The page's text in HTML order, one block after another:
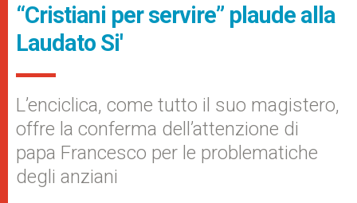
“Cristiani per servire” plaude alla
Laudato Si'
L’enciclica, come tutto il suo magistero,
offre la conferma dell’attenzione di
papa Francesco per le problematiche
degli anziani